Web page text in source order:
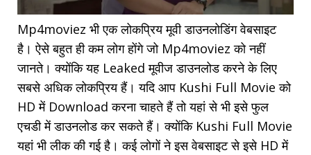
Mp4moviez भी एक लोकप्रिय मूवी डाउनलोडिंग वेबसाइट
है। ऐसे बहुत ही कम लोग होंगे जो Mp4moviez को नहीं
जानते। क्योंकि यह Leaked मूवीज डाउनलोड करने के लिए
सबसे अधिक लोकप्रिय हैं। यदि आप Kushi Full Movie को
HD में Download करना चाहते हैं तो यहां से भी इसे फुल
एचडी में डाउनलोड कर सकते हैं। क्योंकि Kushi Full Movie
यहां भी लीक की गई है। कई लोगों ने इस वेबसाइट से इसे HD में